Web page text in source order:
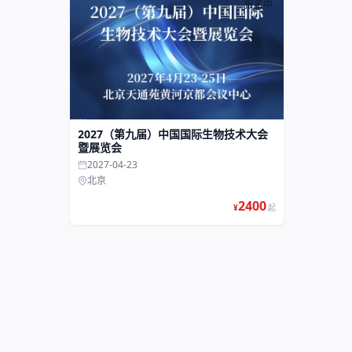
报名中
2027（第九届）中国国际生物技术大会
暨展览会
2027-04-23
北京
¥2400起